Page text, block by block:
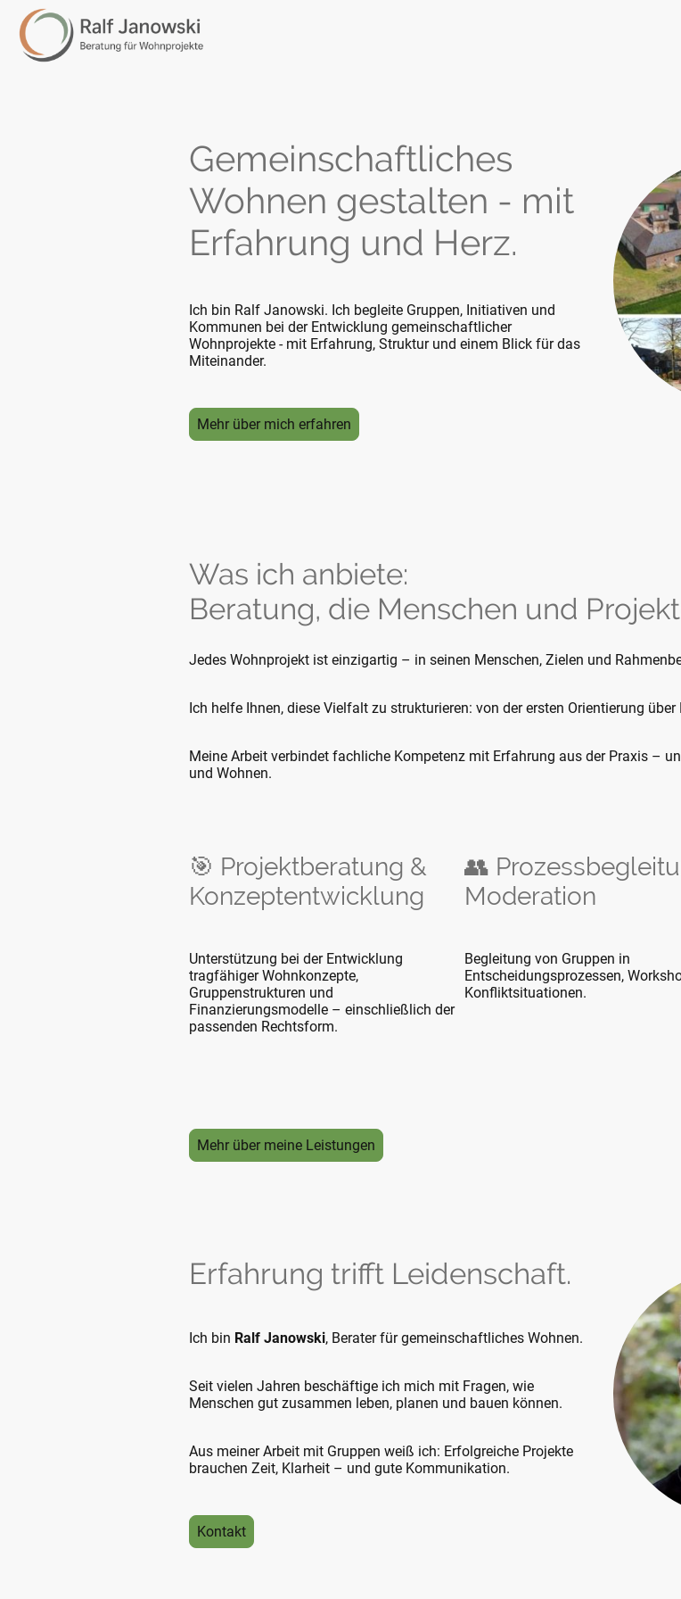
Gemeinschaftliches
Wohnen gestalten - mit
Erfahrung und Herz.
Ich bin Ralf Janowski. Ich begleite Gruppen, Initiativen und
Kommunen bei der Entwicklung gemeinschaftlicher
Wohnprojekte - mit Erfahrung, Struktur und einem Blick für das
Miteinander.
Mehr über mich erfahren
Was ich anbiete:
Beratung, die Menschen und
Jedes Wohnprojekt ist einzigartig – in seinen Menschen, Zielen und
Ich helfe Ihnen, diese Vielfalt zu strukturieren: von der ersten Orientierung
Meine Arbeit verbindet fachliche Kompetenz mit Erfahrung aus der Praxis –
und Wohnen.
🎯 Projektberatung &
Konzeptentwicklung
Unterstützung bei der Entwicklung
tragfähiger Wohnkonzepte,
Gruppenstrukturen und
Finanzierungsmodelle – einschließlich der
passenden Rechtsform.
👥
Moderation
Begleitung von Gruppen in
Entscheidungsprozessen,
Konfliktsituationen.
Mehr über meine Leistungen
Erfahrung trifft Leidenschaft.
Ich bin Ralf Janowski, Berater für gemeinschaftliches Wohnen.
Seit vielen Jahren beschäftige ich mich mit Fragen, wie
Menschen gut zusammen leben, planen und bauen können.
Aus meiner Arbeit mit Gruppen weiß ich: Erfolgreiche Projekte
brauchen Zeit, Klarheit – und gute Kommunikation.
Kontakt